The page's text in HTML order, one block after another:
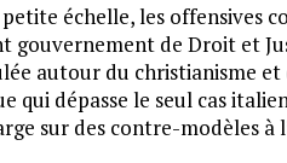
échelle, les offensives
gouvernement de Droit et
autour du christianisme
qui dépasse le seul cas
sur des contre-modèles à